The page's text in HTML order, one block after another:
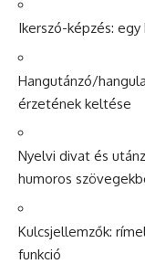
Ikerszó-képzés:
Hangutánzó/
érzetének keltése
Nyelvi divat és
humoros
Kulcsjellemzők:
funkció